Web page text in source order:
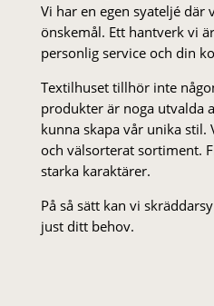
Vi har en egen syateljé där
önskemål. Ett hantverk vi
personlig service och din
Textilhuset tillhör inte
produkter är noga utvalda
kunna skapa vår unika
och välsorterat sor­ti­ment.
starka karaktärer.
På så sätt kan vi
just ditt behov.